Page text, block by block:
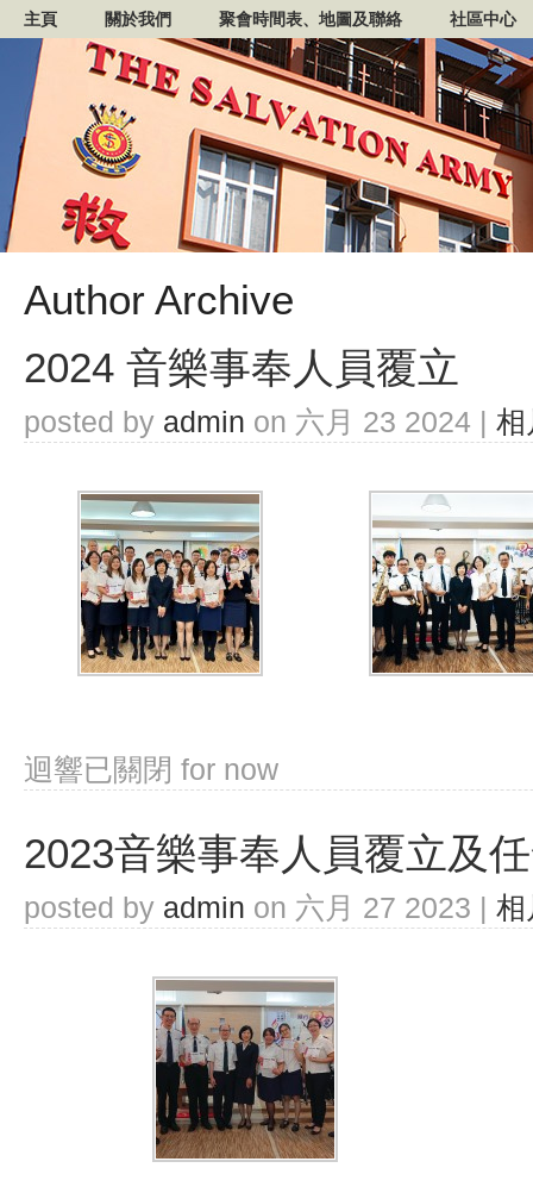
主頁 關於我們 聚會時間表、地圖及聯絡 社區中心
Author Archive
2024 音樂事奉人員覆立
posted by admin on 六月 23 2024 | 相
迴響已關閉 for now
2023音樂事奉人員覆立及
posted by admin on 六月 27 2023 | 相